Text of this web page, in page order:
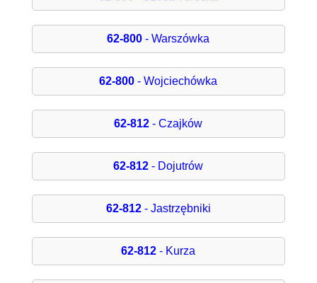
62-800 - Warszówka
62-800 - Wojciechówka
62-812 - Czajków
62-812 - Dojutrów
62-812- Jastrzębniki
62-812 - Kurza